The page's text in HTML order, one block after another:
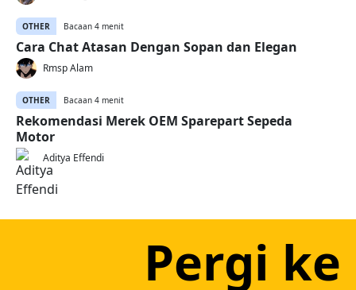
OTHER Bacaan 4 menit
Cara Chat Atasan Dengan Sopan dan Elegan
Rmsp Alam
OTHER Bacaan 4 menit
Rekomendasi Merek OEM Sparepart Sepeda
Motor
Aditya Effendi
Pergi